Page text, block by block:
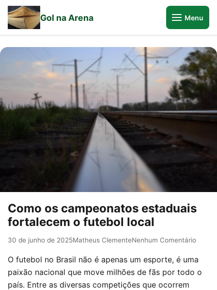
Gol na Arena Menu
Como os campeonatos estaduais
fortalecem o futebol local
30 de junho de 2025Matheus ClementeNenhum Comentário
O futebol no Brasil não é apenas um esporte, é uma
paixão nacional que move milhões de fãs por todo o
país. Entre as diversas competições que ocorrem